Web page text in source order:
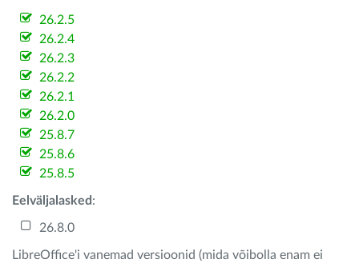
26.2.5
26.2.4
26.2.3
26.2.2
26.2.1
26.2.0
25.8.7
25.8.6
25.8.5
Eelväljalasked :
26.8.0
LibreOffice'i vanemad versioonid (mida võibolla enam ei